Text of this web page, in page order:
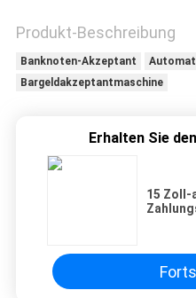
EIN
ZITAT
SITEMAP
Produkt-Beschreibung
Banknoten-Akzeptant
Bargeldakzeptantmaschine
Erhalten Sie
15 Zoll-